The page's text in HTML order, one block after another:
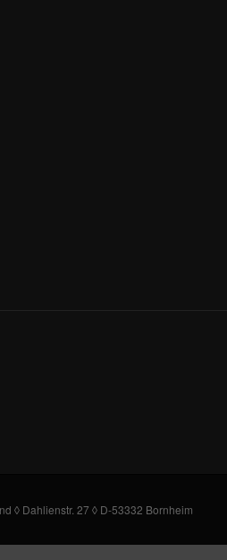
◊ Dahlienstr. 27 ◊ D-53332 Bornheim